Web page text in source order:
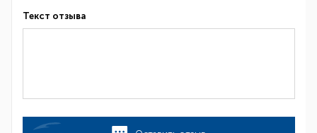
Текст отзыва